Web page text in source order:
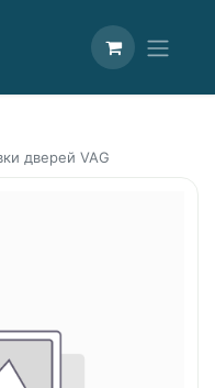
дверей VAG